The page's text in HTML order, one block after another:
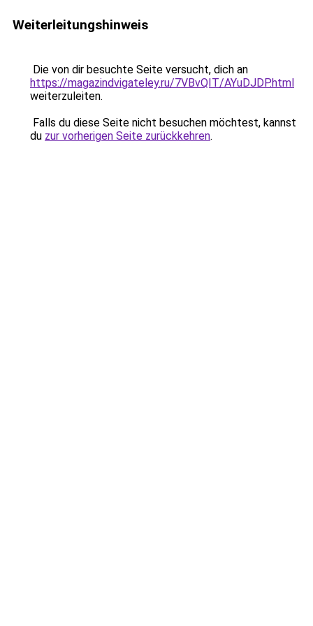
Weiterleitungshinweis
Die von dir besuchte Seite versucht, dich an
https://magazindvigateley.ru/7VBvQIT/AYuDJDP.html
weiterzuleiten.
Falls du diese Seite nicht besuchen möchtest, kannst
du zur vorherigen Seite zurückkehren.